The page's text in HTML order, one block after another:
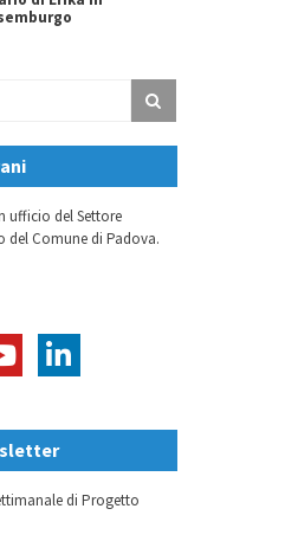
ufficio del Settore
del Comune di Padova.
di Progetto